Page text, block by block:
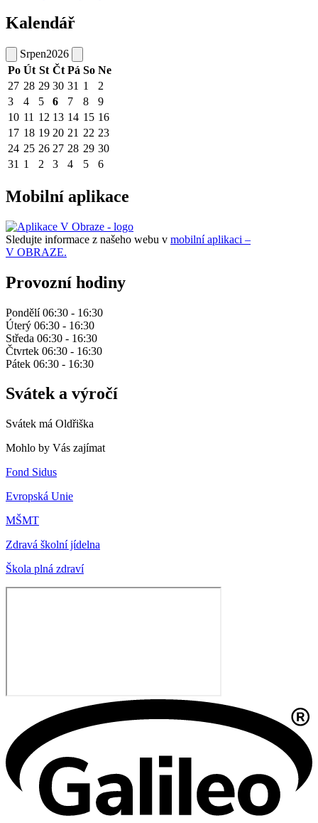
Kalendář
Srpen2026
Po Út St Čt Pá So Ne
27 28 29 30 31 1
2
3
4 5 6 7 8
9
10 11 12 13 14 15 16
17 18 19 20 21 22 23
24 25 26 27 28 29 30
31 1 2 3 4 5 6
Mobilní aplikace
Sledujte informace z našeho webu v mobilní aplikaci –
V OBRAZE.
Provozní hodiny
Pondělí 06:30 - 16:30
Úterý 06:30 - 16:30
Středa 06:30 - 16:30
Čtvrtek 06:30 - 16:30
Pátek 06:30 - 16:30
Svátek a výročí
Svátek má Oldřiška
Mohlo by Vás zajímat
Fond Sidus
Evropská Unie
MŠMT
Zdravá školní jídelna
Škola plná zdraví